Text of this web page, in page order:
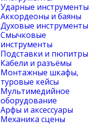
Ударные инструменты
Аккордеоны и баяны
Духовые инструменты
Смычковые
инструменты
Подставки и пюпитры
Кабели и разъёмы
Монтажные шкафы,
туровые кейсы
Мультимедийное
оборудование
Арфы и аксессуары
Механика сцены